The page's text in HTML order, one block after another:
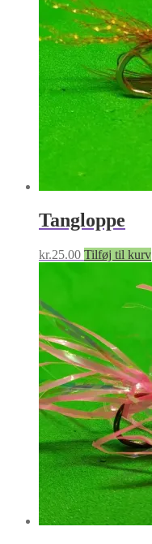
Tangloppe
kr.25.00 Tilføj til kurv